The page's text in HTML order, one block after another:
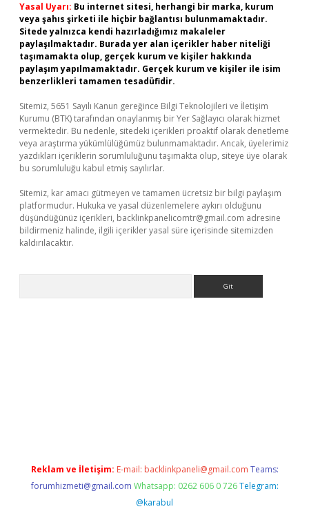
Yasal Uyarı: Bu internet sitesi, herhangi bir marka, kurum
veya şahıs şirketi ile hiçbir bağlantısı bulunmamaktadır.
Sitede yalnızca kendi hazırladığımız makaleler
paylaşılmaktadır. Burada yer alan içerikler haber niteliği
taşımamakta olup, gerçek kurum ve kişiler hakkında
paylaşım yapılmamaktadır. Gerçek kurum ve kişiler ile isim
benzerlikleri tamamen tesadüfidir.
Sitemiz, 5651 Sayılı Kanun gereğince Bilgi Teknolojileri ve İletişim
Kurumu (BTK) tarafından onaylanmış bir Yer Sağlayıcı olarak hizmet
vermektedir. Bu nedenle, sitedeki içerikleri proaktif olarak denetleme
veya araştırma yükümlülüğümüz bulunmamaktadır. Ancak, üyelerimiz
yazdıkları içeriklerin sorumluluğunu taşımakta olup, siteye üye olarak
bu sorumluluğu kabul etmiş sayılırlar.
Sitemiz, kar amacı gütmeyen ve tamamen ücretsiz bir bilgi paylaşım
platformudur. Hukuka ve yasal düzenlemelere aykırı olduğunu
düşündüğünüz içerikleri, backlinkpanelicomtr@gmail.com adresine
bildirmeniz halinde, ilgili içerikler yasal süre içerisinde sitemizden
kaldırılacaktır.
Reklam ve İletişim: E-mail: backlinkpaneli@gmail.com Teams:
forumhizmeti@gmail.com Whatsapp: 0262 606 0 726 Telegram:
@karabul